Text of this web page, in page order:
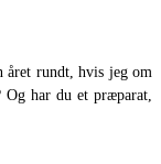
året rundt, hvis jeg om
Og har du et præparat,